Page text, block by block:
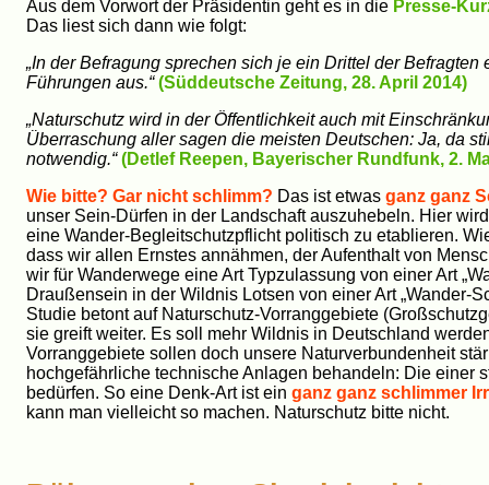
Aus dem Vorwort der Präsidentin geht es in die Presse-
Das liest sich dann wie folgt:
„In der Befragung sprechen sich je ein Drittel der
Führungen aus.“ (Süddeutsche Zeitung, 28. April 2014)
„Naturschutz wird in der Öffentlichkeit auch mit
Überraschung aller sagen die meisten Deutschen: Ja, da
notwendig.“ (Detlef Reepen, Bayerischer Rundfunk, 2.
Wie bitte? Gar nicht schlimm? Das ist etwas ganz ganz
unser Sein-Dürfen in der Landschaft auszuhebeln. Hier
eine Wander-Begleitschutzpflicht politisch zu etablieren.
dass wir allen Ernstes annähmen, der Aufenthalt von
wir für Wanderwege eine Art Typzulassung von einer Art
Draußensein in der Wildnis Lotsen von einer Art
Studie betont auf Naturschutz-Vorranggebiete
sie greift weiter. Es soll mehr Wildnis in Deutschland
Vorranggebiete sollen doch unsere Naturverbundenheit
hochgefährliche technische Anlagen behandeln: Die
bedürfen. So eine Denk-Art ist ein ganz ganz schlimmer
kann man vielleicht so machen. Naturschutz bitte nicht.